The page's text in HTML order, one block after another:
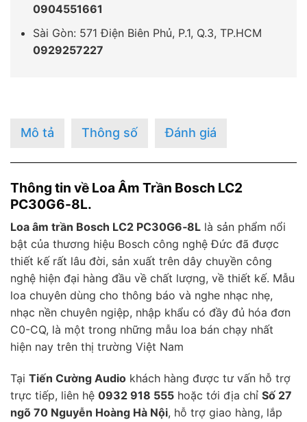
0904551661
Sài Gòn: 571 Điện Biên Phủ, P.1, Q.3, TP.HCM
0929257227
Mô tả Thông số Đánh giá
Thông tin về Loa Âm Trần Bosch LC2
PC30G6-8L.
Loa âm trần Bosch LC2 PC30G6‑8L là sản phẩm nổi
bật của thương hiệu Bosch công nghệ Đức đã được
thiết kế rất lâu đời, sản xuất trên dây chuyền công
nghệ hiện đại hàng đầu về chất lượng, về thiết kế. Mẫu
loa chuyên dùng cho thông báo và nghe nhạc nhẹ,
nhạc nền chuyên ngiệp, nhập khẩu có đầy đủ hóa đơn
C0-CQ, là một trong những mẫu loa bán chạy nhất
hiện nay trên thị trường Việt Nam
Tại Tiến Cường Audio khách hàng được tư vấn hỗ trợ
trực tiếp, liên hệ 0932 918 555 hoặc tới địa chỉ Số 27
ngõ 70 Nguyễn Hoàng Hà Nội, hỗ trợ giao hàng, lắp